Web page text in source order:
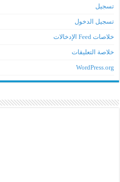
تسجيل
تسجيل الدخول
خلاصات Feed الإدخالات
خلاصة التعليقات
WordPress.org